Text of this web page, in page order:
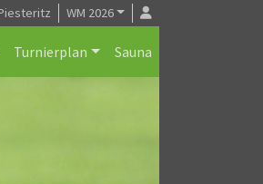
WM 2026
Turnierplan Sauna